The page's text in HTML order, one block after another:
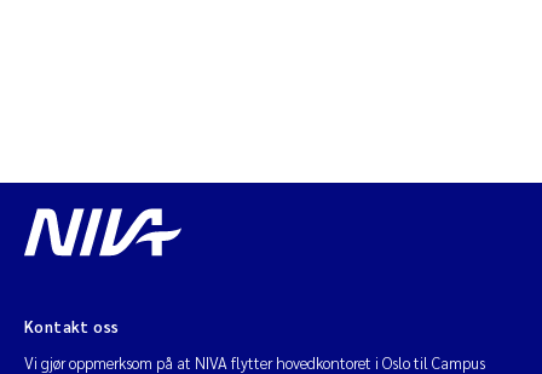
Kontakt oss
Vi gjør oppmerksom på at NIVA flytter hovedkontoret i Oslo til Campus